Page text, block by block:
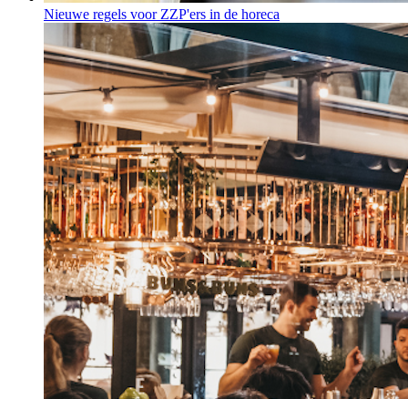
Nieuwe regels voor ZZP'ers in de horeca